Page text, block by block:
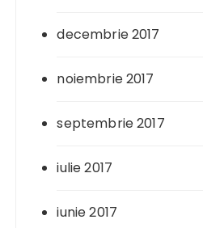
decembrie 2017
noiembrie 2017
septembrie 2017
iulie 2017
iunie 2017